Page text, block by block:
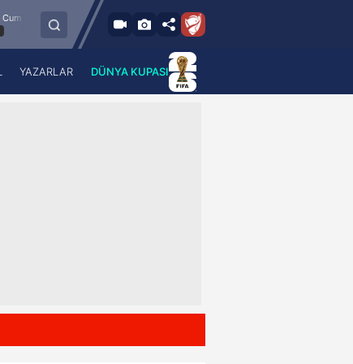
Esenler Erokspor Hesap.com Antalyaspor
A Haber Radyo
YAZARLAR DÜNYA KUPASI